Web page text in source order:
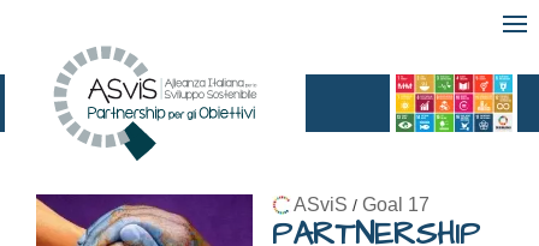
ASviS / Goal 17
PARTNERSHIP